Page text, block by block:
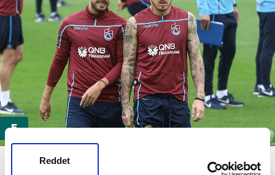
Reddet
Bakayoko şu ana kadar çok etkileyici bir performans